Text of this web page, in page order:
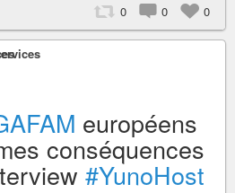
0 0 0
européens
conséquences
#YunoHost